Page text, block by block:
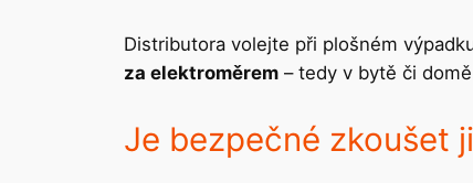
Distributora volejte při plošném
za elektroměrem – tedy v bytě či
Je bezpečné zkoušet